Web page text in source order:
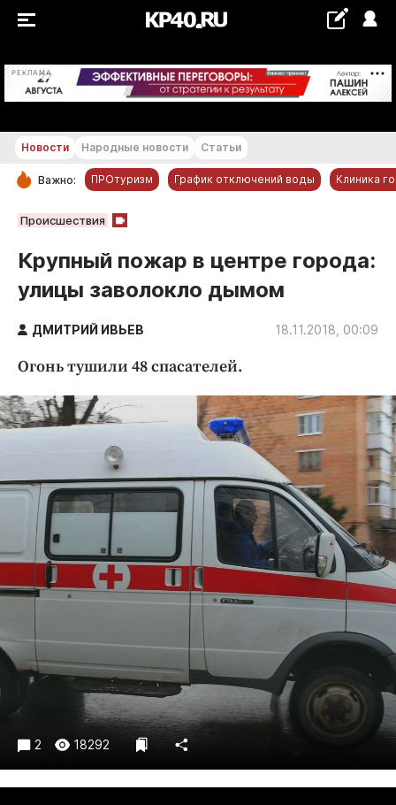
РЕКЛАМА +29...+30 °С
РУБРИКИ
Обнинск
Новости компаний
Статьи
Народные новости
Благоустройство
Криминал
Недвижимость и ЖКХ
Образование
Общество
Погода
Праздники
Происшествия
Экономика и бизнес
ПРОЕКТЫ
Блоги
Издания
Медиаперсона
Новости Народные новости Статьи
Важно: ПРОтуризм График отключений воды Клиника
Происшествия
Крупный пожар в центре города:
улицы заволокло дымом
ДМИТРИЙ ИВЬЕВ 18.11.2018, 00:09
Огонь тушили 48 спасателей.
2 18292